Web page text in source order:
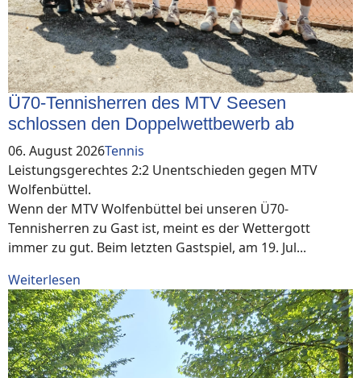
Ü70-Tennisherren des MTV Seesen
schlossen den Doppelwettbewerb ab
06. August 2026Tennis
Leistungsgerechtes 2:2 Unentschieden gegen MTV
Wolfenbüttel.
Wenn der MTV Wolfenbüttel bei unseren Ü70-
Tennisherren zu Gast ist, meint es der Wettergott
immer zu gut. Beim letzten Gastspiel, am 19. Jul...
Weiterlesen